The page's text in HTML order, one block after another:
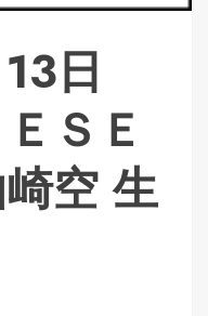
日
ＳＥ
空 生